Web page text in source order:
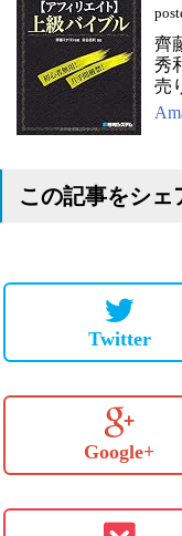
齊
秀
売
この記事をシェ
Twitter
Google+